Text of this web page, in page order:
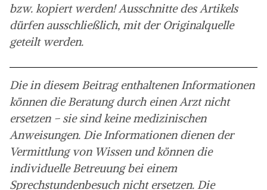
bzw. kopiert werden! Ausschnitte des Artikels
dürfen ausschließlich, mit der Originalquelle
geteilt werden.
Die in diesem Beitrag enthaltenen Informationen
können die Beratung durch einen Arzt nicht
ersetzen – sie sind keine medizinischen
Anweisungen. Die Informationen dienen der
Vermittlung von Wissen und können die
individuelle Betreuung bei einem
Sprechstundenbesuch nicht ersetzen. Die